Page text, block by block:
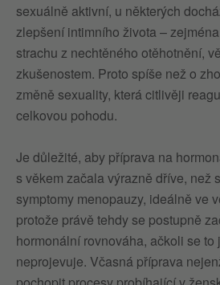
sexuálně aktivní, u některých
zlepšení intimního života –
strachu z nechtěného otěhotnění,
zkušenostem. Proto spíše než o
změně sexuality, která citlivěji
celkovou pohodu.
Je důležité, aby příprava na
s věkem začala výrazně dříve, než
symptomy menopauzy, ideálně ve
protože právě tehdy se postupně
hormonální rovnováha, ačkoli se
neprojevuje. Včasná příprava